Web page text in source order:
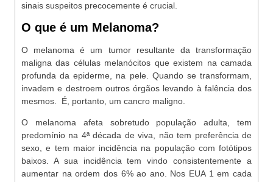
sinais suspeitos precocemente é crucial.
O que é um Melanoma?
O melanoma é um tumor resultante da transformação
maligna das células melanócitos que existem na camada
profunda da epiderme, na pele. Quando se transformam,
invadem e destroem outros órgãos levando à falência dos
mesmos. É, portanto, um cancro maligno.
O melanoma afeta sobretudo população adulta, tem
predomínio na 4ª década de viva, não tem preferência de
sexo, e tem maior incidência na população com fotótipos
baixos. A sua incidência tem vindo consistentemente a
aumentar na ordem dos 6% ao ano. Nos EUA 1 em cada